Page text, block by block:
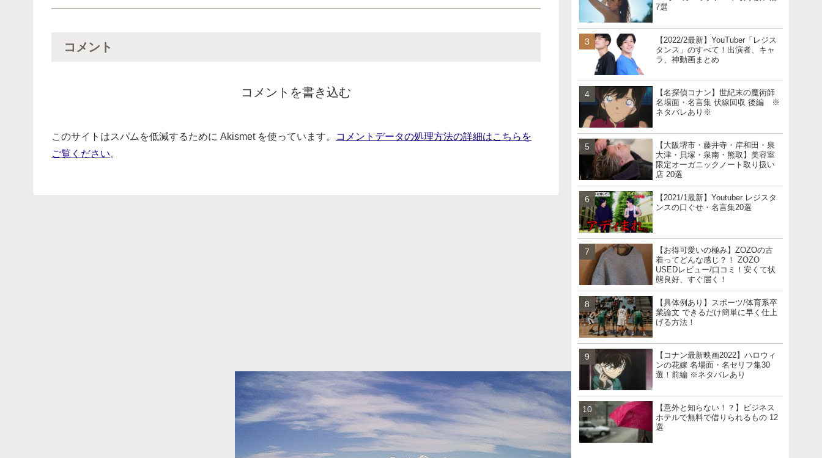
コメント
コメントを書き込む
このサイトはスパムを低減するために Akismet を使っています。
コメントデータの処理方法の詳細はこちらを
ご覧ください。
7選
【2022/2最新】YouTuber「レジス
タンス」のすべて！出演者、キャ
ラ、神動画まとめ
【名探偵コナン】世紀末の魔術師
名場面・名言集 伏線回収 後編 ※
ネタバレあり※
【大阪堺市・藤井寺・岸和田・泉
大津・貝塚・泉南・熊取】美容室
限定オーガニックノート取り扱い
店 20選
【2021/1最新】Youtuber レジスタ
ンスの口ぐせ・名言集20選
【お得可愛いの極み】ZOZOの古
着ってどんな感じ？！ ZOZO
USEDレビュー/口コミ！安くて状
態良好、すぐ届く！
【具体例あり】スポーツ/体育系卒
業論文 できるだけ簡単に早く仕上
げる方法！
【コナン最新映画2022】ハロウィ
ンの花嫁 名場面・名セリフ集30
選！前編 ※ネタバレあり
【意外と知らない！？】ビジネス
ホテルで無料で借りられるもの 12
選